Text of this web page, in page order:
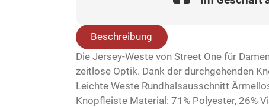
Beschreibung
Die Jersey-Weste von Street One für
zeitlose Optik. Dank der durchgehenden
Leichte Weste Rundhalsausschnitt
Knopfleiste Material: 71% Polyester, 26%